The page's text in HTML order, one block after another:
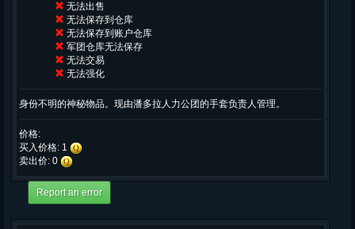
无法出售
无法保存到仓库
无法保存到账户仓库
军团仓库无法保存
无法交易
无法强化
身份不明的神秘物品。现由潘多拉人力公团的手套负责人管理。
价格:
买入价格: 1
卖出价: 0